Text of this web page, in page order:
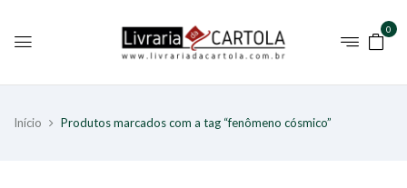
0
Início Produtos marcados com a tag “fenômeno cósmico”